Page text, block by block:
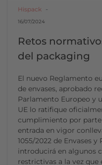
Hispack
16/07/2024
Retos
del packaging
El nuevo Reglamento
de envases, aprobado
Parlamento Europeo y
UE lo ratifique
cumplimiento por parte
entrada en vigor
1055/2022 de Envases y
introducirá en algunos
restrictivas a la vez que